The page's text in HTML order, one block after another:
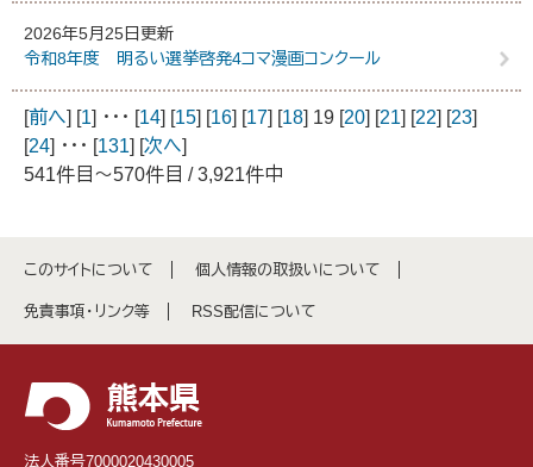
2026年5月25日更新
令和8年度 明るい選挙啓発4コマ漫画コンクール
[前へ] [1] ･･･ [14] [15] [16] [17] [18] 19 [20] [21] [22] [23]
[24] ･･･ [131] [次へ]
541件目～570件目 / 3,921件中
このサイトについて 個人情報の取扱いについて
免責事項・リンク等 RSS配信について
法人番号7000020430005